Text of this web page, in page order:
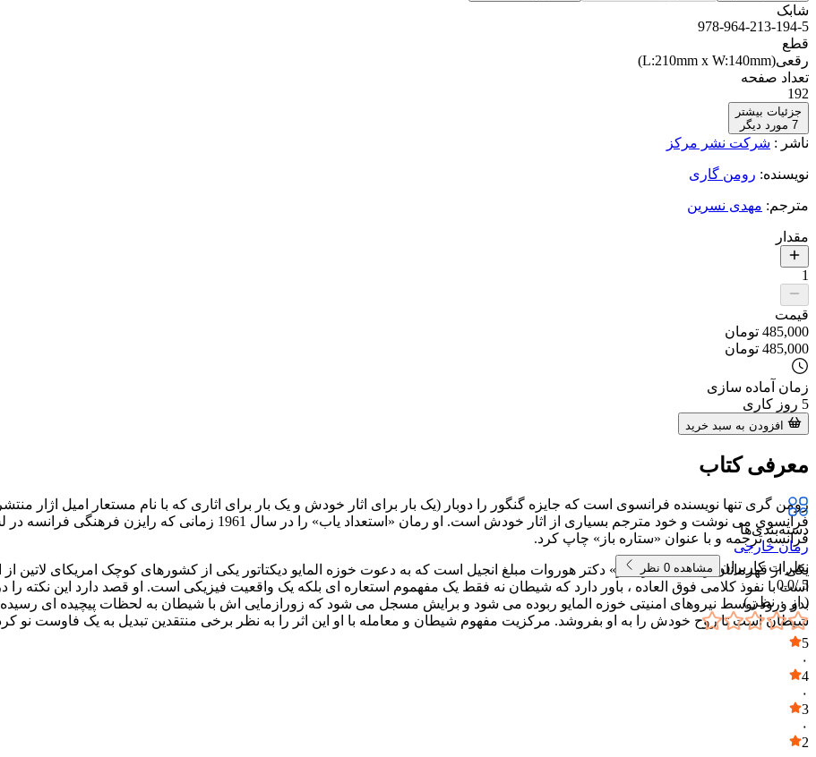
شابک
978-964-213-194-5
قطع
رقعی(L:210mm x W:140mm)
تعداد صفحه
192
جزئیات بیشتر
7 مورد دیگر
ناشر : شرکت نشر مرکز
نویسنده: رومن گاری
مترجم: مهدی نسرین
مقدار
1
قیمت
485,000 تومان
485,000 تومان
زمان آماده سازی
5 روز کاری
افزودن به سبد خرید
معرفی کتاب
رومن گری تنها نویسنده فرانسوی است که جایزه گنگور را دوبار (یک بار برای اثار خودش و یک بار برای اثاری که با نام مستعار امیل اژار
فرانسه ترجمه و با عنوان «ستاره باز» چاپ کرد.
یکی از قهرمانان رمان «ستاره باز» دکتر هوروات مبلغ انجیل است که به دعوت خوزه المایو دیکتاتور یکی از کشورهای کوچک امریکای
است با نفوذ کلامی فوق العاده ، باور دارد که شیطان نه فقط یک مفهموم استعاره ای بلکه یک واقعیت فیزیکی است. او قصد دارد این نکته
بدو ورود توسط نیروهای امنیتی خوزه المایو ربوده می شود و برایش مسجل می شود که زورازمایی اش با شیطان به لحظات پیچیده ای
شیطان است تا روح خودش را به او بفروشد. مرکزیت مفهوم شیطان و معامله با او این اثر را به نظر برخی منتقدین تبدیل به یک فاوست نو
دسته‌بندی‌ها
رمان خارجی
نظرات کاربران
مشاهده 0 نظر
5 /
0.0
( از ۰ نظر )
5
۰
4
۰
3
۰
2